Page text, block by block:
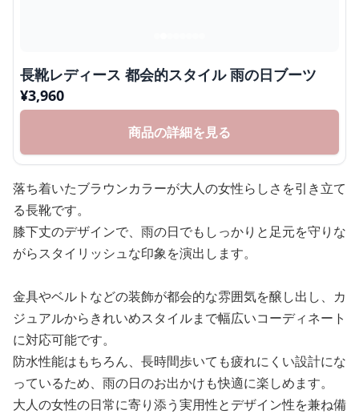
長靴レディース 都会的スタイル 雨の日ブーツ
¥3,960
商品の詳細を見る
落ち着いたブラウンカラーが大人の女性らしさを引き立て
る長靴です。
膝下丈のデザインで、雨の日でもしっかりと足元を守りな
がらスタイリッシュな印象を演出します。
金具やベルトなどの装飾が都会的な雰囲気を醸し出し、カ
ジュアルからきれいめスタイルまで幅広いコーディネート
に対応可能です。
防水性能はもちろん、長時間歩いても疲れにくい設計にな
っているため、雨の日のお出かけも快適に楽しめます。
大人の女性の日常に寄り添う実用性とデザイン性を兼ね備